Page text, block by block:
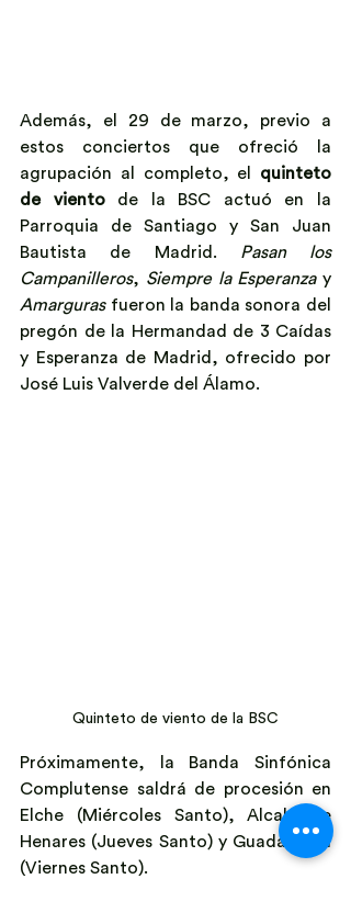
Además, el 29 de marzo, previo a
estos conciertos que ofreció la
agrupación al completo, el quinteto
de viento de la BSC actuó en la
Parroquia de Santiago y San Juan
Bautista de Madrid. Pasan los
Campanilleros, Siempre la Esperanza
Amarguras fueron la banda sonora del
pregón de la Hermandad de 3 Caídas
y Esperanza de Madrid, ofrecido por
José Luis Valverde del Álamo.
Quinteto de viento de la BSC
Próximamente, la Banda Sinfónica
Complutense saldrá de procesión en
Elche (Miércoles Santo), Alcalá de
Henares (Jueves Santo) y Guadalajara
(Viernes Santo).